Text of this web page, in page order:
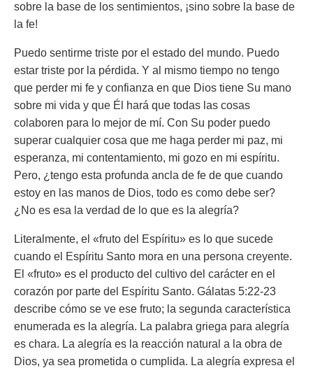
sobre la base de los sentimientos, ¡sino sobre la base de
la fe!
Puedo sentirme triste por el estado del mundo. Puedo
estar triste por la pérdida. Y al mismo tiempo no tengo
que perder mi fe y confianza en que Dios tiene Su mano
sobre mi vida y que Él hará que todas las cosas
colaboren para lo mejor de mí. Con Su poder puedo
superar cualquier cosa que me haga perder mi paz, mi
esperanza, mi contentamiento, mi gozo en mi espíritu.
Pero, ¿tengo esta profunda ancla de fe de que cuando
estoy en las manos de Dios, todo es como debe ser?
¿No es esa la verdad de lo que es la alegría?
Literalmente, el «fruto del Espíritu» es lo que sucede
cuando el Espíritu Santo mora en una persona creyente.
El «fruto» es el producto del cultivo del carácter en el
corazón por parte del Espíritu Santo. Gálatas 5:22-23
describe cómo se ve ese fruto; la segunda característica
enumerada es la alegría. La palabra griega para alegría
es chara. La alegría es la reacción natural a la obra de
Dios, ya sea prometida o cumplida. La alegría expresa el